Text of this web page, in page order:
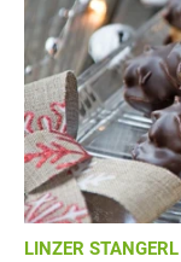
LINZER STANGERL